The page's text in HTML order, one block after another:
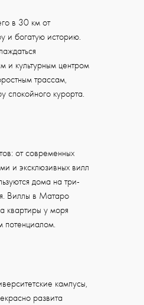
в 30 км от
и богатую историю.
и культурным центром
трассам,
спокойного курорта.
от современных
и эксклюзивных вилл
дома на три-
Виллы в Матаро
квартиры у моря
потенциалом.
кампусы,
развита